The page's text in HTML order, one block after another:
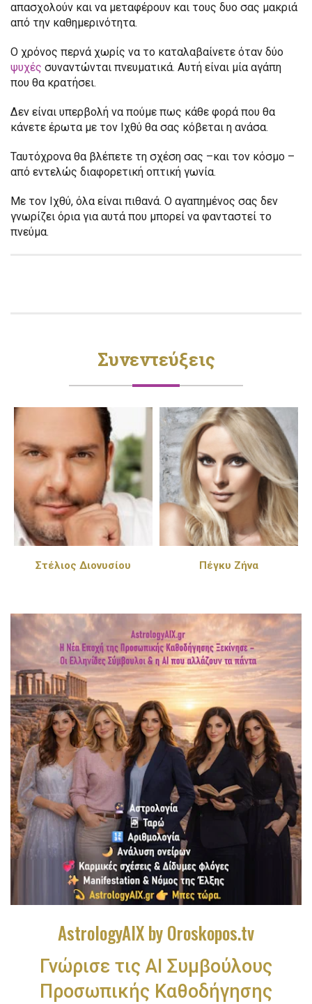
απασχολούν και να μεταφέρουν και τους δυο σας μακριά
από την καθημερινότητα.
Ο χρόνος περνά χωρίς να το καταλαβαίνετε όταν δύο
ψυχές συναντώνται πνευματικά. Αυτή είναι μία αγάπη
που θα κρατήσει.
Δεν είναι υπερβολή να πούμε πως κάθε φορά που θα
κάνετε έρωτα με τον Ιχθύ θα σας κόβεται η ανάσα.
Ταυτόχρονα θα βλέπετε τη σχέση σας –και τον κόσμο –
από εντελώς διαφορετική οπτική γωνία.
Με τον Ιχθύ, όλα είναι πιθανά. Ο αγαπημένος σας δεν
γνωρίζει όρια για αυτά που μπορεί να φανταστεί το
πνεύμα.
Συνεντεύξεις
Στέλιος Διονυσίου Πέγκυ Ζήνα
AstrologyAIX by Oroskopos.tv
Γνώρισε τις ΑΙ Συμβούλους
Προσωπικής Καθοδήγησης